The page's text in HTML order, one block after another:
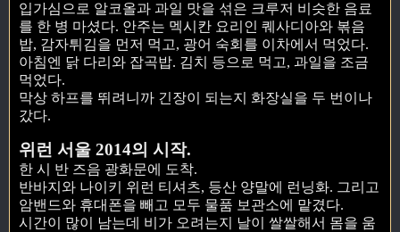
입가심으로 알코올과 과일 맛을 섞은 크루저 비슷한 음료
를 한 병 마셨다. 안주는 멕시칸 요리인 퀘사디아와 볶음
밥, 감자튀김을 먼저 먹고, 광어 숙회를 이차에서 먹었다.
아침엔 닭 다리와 잡곡밥. 김치 등으로 먹고, 과일을 조금
먹었다.
막상 하프를 뛰려니까 긴장이 되는지 화장실을 두 번이나
갔다.
위런 서울 2014의 시작.
한 시 반 즈음 광화문에 도착.
반바지와 나이키 위런 티셔츠, 등산 양말에 런닝화. 그리고
암밴드와 휴대폰을 빼고 모두 물품 보관소에 맡겼다.
시간이 많이 남는데 비가 오려는지 날이 쌀쌀해서 몸을 움